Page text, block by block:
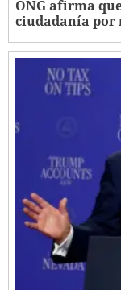
ONG afirma
ciudadanía por